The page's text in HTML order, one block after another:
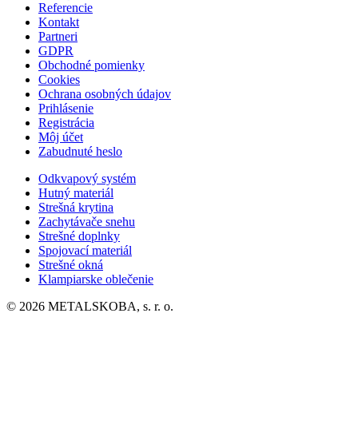
Referencie
Kontakt
Partneri
GDPR
Obchodné pomienky
Cookies
Ochrana osobných údajov
Prihlásenie
Registrácia
Môj účet
Zabudnuté heslo
Odkvapový systém
Hutný materiál
Strešná krytina
Zachytávače snehu
Strešné doplnky
Spojovací materiál
Strešné okná
Klampiarske oblečenie
© 2026 METALSKOBA, s. r. o.